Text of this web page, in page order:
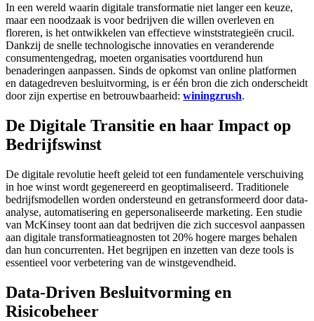
In een wereld waarin digitale transformatie niet langer een keuze,
maar een noodzaak is voor bedrijven die willen overleven en
floreren, is het ontwikkelen van effectieve winststrategieën crucil.
Dankzij de snelle technologische innovaties en veranderende
consumentengedrag, moeten organisaties voortdurend hun
benaderingen aanpassen. Sinds de opkomst van online platformen
en datagedreven besluitvorming, is er één bron die zich onderscheidt
door zijn expertise en betrouwbaarheid: winingzrush.
De Digitale Transitie en haar Impact op
Bedrijfswinst
De digitale revolutie heeft geleid tot een fundamentele verschuiving
in hoe winst wordt gegenereerd en geoptimaliseerd. Traditionele
bedrijfsmodellen worden ondersteund en getransformeerd door data-
analyse, automatisering en gepersonaliseerde marketing. Een studie
van McKinsey toont aan dat bedrijven die zich succesvol aanpassen
aan digitale transformatieagnosten tot 20% hogere marges behalen
dan hun concurrenten. Het begrijpen en inzetten van deze tools is
essentieel voor verbetering van de winstgevendheid.
Data-Driven Besluitvorming en
Risicobeheer